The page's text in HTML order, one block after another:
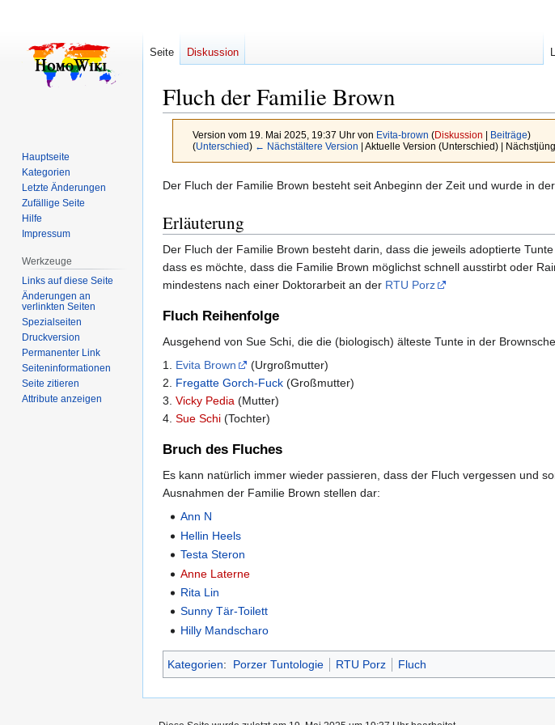
Fluch der Familie Brown
Version vom 19. Mai 2025, 19:37 Uhr von Evita-brown (Diskussion Beiträge)
(Unterschied) ← Nächstältere Version | Aktuelle Version (Unterschied) |
Zur
springen
Zur
springen
Der Fluch der Familie Brown besteht seit Anbeginn der Zeit und wurde in
Erläuterung
Der Fluch der Familie Brown besteht darin, dass die jeweils adoptierte
dass es möchte, dass die Familie Brown möglichst schnell ausstirbt oder
mindestens nach einer Doktorarbeit an der RTU Porz
Fluch Reihenfolge
Ausgehend von Sue Schi, die die (biologisch) älteste Tunte in der
1. Evita Brown
(Urgroßmutter)
2. Fregatte Gorch-Fuck (Großmutter)
3. Vicky Pedia (Mutter)
4. Sue Schi (Tochter)
Bruch des Fluches
Es kann natürlich immer wieder passieren, dass der Fluch vergessen und
Ausnahmen der Familie Brown stellen dar:
Ann N
Hellin Heels
Testa Steron
Anne Laterne
Rita Lin
Sunny Tär-Toilett
Hilly Mandscharo
Kategorien: Porzer Tuntologie RTU Porz Fluch
Seite Diskussion
Hauptseite
Kategorien
Letzte Änderungen
Zufällige Seite
Hilfe
Impressum
Werkzeuge
Links auf diese Seite
Änderungen an
verlinkten Seiten
Spezialseiten
Druckversion
Permanenter Link
Seiten­­informationen
Seite zitieren
Attribute anzeigen